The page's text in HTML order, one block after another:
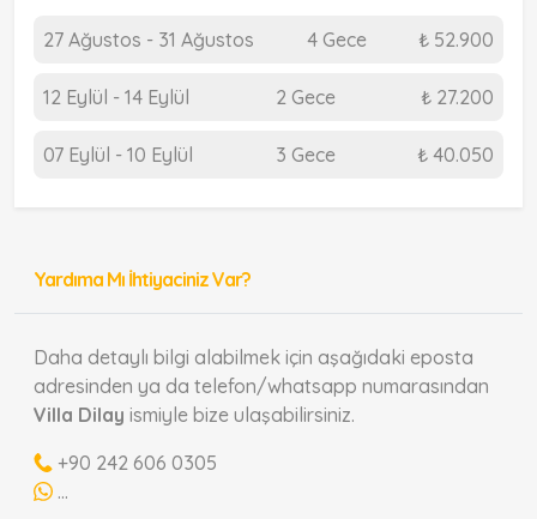
27 Ağustos - 31 Ağustos 4 Gece ₺ 52.900
12 Eylül - 14 Eylül 2 Gece ₺ 27.200
07 Eylül - 10 Eylül 3 Gece ₺ 40.050
Yardıma Mı İhtiyaciniz Var?
Daha detaylı bilgi alabilmek için aşağıdaki eposta
adresinden ya da telefon/whatsapp numarasından
Villa Dilay ismiyle bize ulaşabilirsiniz.
+90 242 606 0305
...